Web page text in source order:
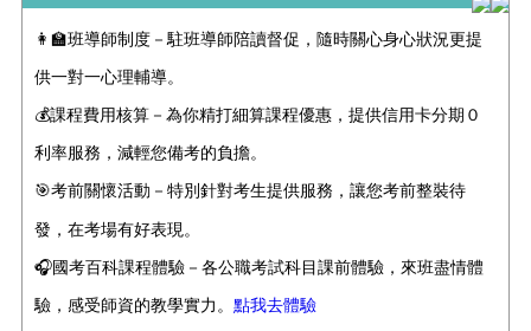
👩‍🏫班導師制度－駐班導師陪讀督促，隨時關心身心狀況更提
供一對一心理輔導。
💰課程費用核算－為你精打細算課程優惠，提供信用卡分期０
利率服務，減輕您備考的負擔。
🎯考前關懷活動－特別針對考生提供服務 ，讓您考前整裝待
發，在考場有好表現。
🎧國考百科課程體驗－各公職考試科目課前體驗，來班盡情體
驗，感受師資的教學實力。 點我去體驗